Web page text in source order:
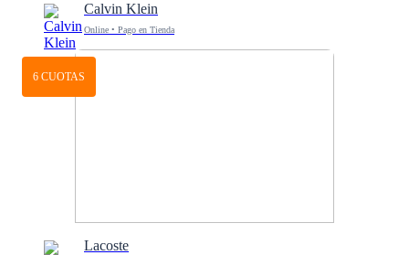
Calvin Klein
Online • Pago en Tienda
6 CUOTAS
Lacoste